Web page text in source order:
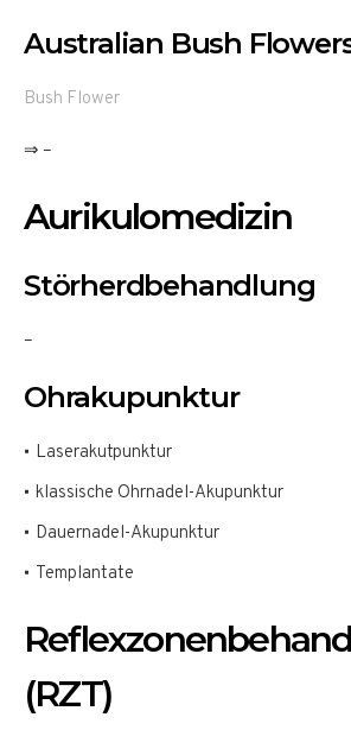
Australian Bush
Bush Flower
⇒ –
Aurikulomedizin
Störherdbehandlung
–
Ohrakupunktur
Laserakutpunktur
klassische Ohrnadel-Akupunktur
Dauernadel-Akupunktur
Templantate
(RZT)